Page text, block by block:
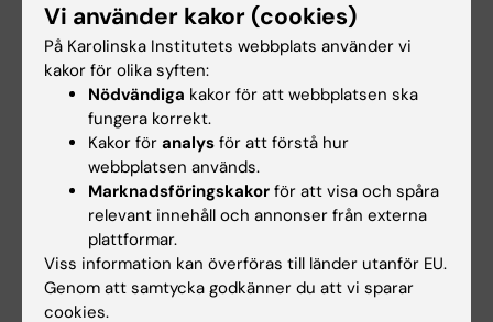
Tags
Hjärt-kärlsjukdomar Demens
Uppdaterad av:
Webb Admin 2017-10-25
Vi använder kakor (cookies)
På Karolinska Institutets webbplats använder vi
kakor för olika syften:
Nödvändiga kakor för att webbplatsen ska
fungera korrekt.
Kakor för analys för att förstå hur
webbplatsen används.
Marknadsföringskakor för att visa och spåra
relevant innehåll och annonser från externa
plattformar.
Viss information kan överföras till länder utanför EU.
Genom att samtycka godkänner du att vi sparar
cookies.